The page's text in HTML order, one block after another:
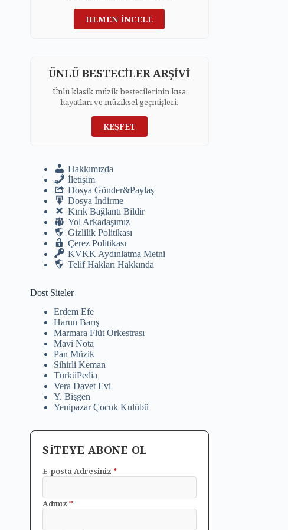
HEMEN İNCELE
ÜNLÜ BESTECİLER ARŞİVİ
Ünlü klasik müzik bestecilerinin kısa
hayatları ve müziksel geçmişleri.
KEŞFET
Hakkımızda
İletişim
Dosya Gönder&Paylaş
Dosya İndirme
Kırık Bağlantı Bildir
Yol Arkadaşımız
Gizlilik Politikası
Çerez Politikası
KVKK Aydınlatma Metni
Telif Hakları Hakkında
Dost Siteler
Erdem Efe
Harun Barış
Marmara Flüt Orkestrası
Mavi Nota
Pan Müzik
Sihirli Keman
TürküPedia
Vera Davet Evi
Y. Bişgen
Yenipazar Çocuk Kulübü
SİTEYE ABONE OL
E-posta Adresiniz*
Adınız*